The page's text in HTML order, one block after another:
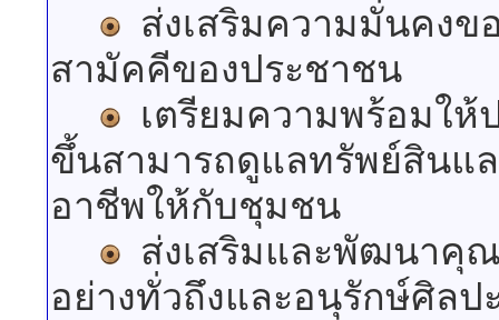
ส่งเสริมความมั่นคงข
สามัคคีของประชาชน
เตรียมความพร้อมใ
ขึ้นสามารถดูแลทรัพย์สินแ
อาชีพให้กับชุมชน
ส่งเสริมและพัฒนาคุณ
อย่างทั่วถึงและอนุรักษ์ศิล